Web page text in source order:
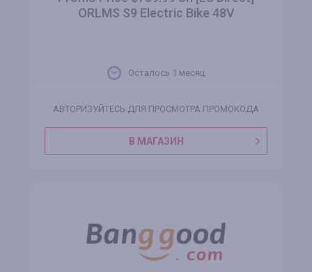
ORLMS S9 Electric Bike 48V
Осталось 1 месяц
АВТОРИЗУЙТЕСЬ ДЛЯ ПРОСМОТРА ПРОМОКОДА
В МАГАЗИН